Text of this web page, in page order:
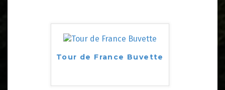
Tour de France Buvette